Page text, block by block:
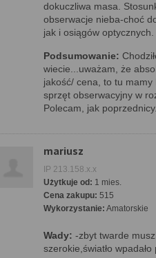
dokuczliwa masa.
obserwacje nieba-choć
jak i osiągów optycznych.
Podsumowanie:
wiecie...uważam, że
jakość/ cena, to tu mamy
sprzęt obserwacyjny w
Polecam, jak
mariusz
IP 213.158.x.x
Użytkuje od: 1 mies.
Cena zakupu: 515
Wykorzystanie: Amatorskie
Wady: -zbyt twarde
szerokie,światło